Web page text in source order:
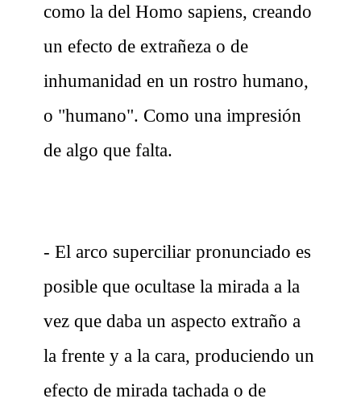
como la del Homo sapiens, creando
un efecto de extrañeza o de
inhumanidad en un rostro humano,
o "humano". Como una impresión
de algo que falta.
- El arco superciliar pronunciado es
posible que ocultase la mirada a la
vez que daba un aspecto extraño a
la frente y a la cara, produciendo un
efecto de mirada tachada o de